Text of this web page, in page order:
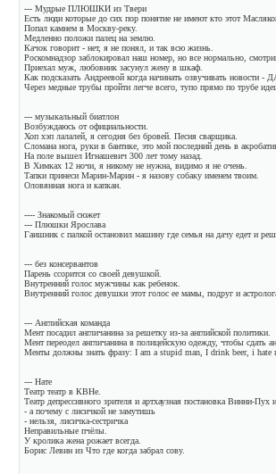
--- Мудрые ПЛЮШКИ из Твери
Есть люди которые до сих пор понятие не имеют кто этот
Попал камнем в Москву-реку.
Медленно положи палец на землю.
Качок говорит - нет, я не понял, и так всю жизнь.
Роскомнадзор заблокировал наш номер, но все нормально,
Приехал муж, любовник засунул жену в шкаф.
Как подсказать Андреевой когда начинать озвучивать новости -
Через медные трубы пройти легче всего, тупо прямо по трубе
--- музыкальный биатлон
Возбуждаюсь от официальности.
Хоп хэп лалалей, я сегодня без бровей. Песня сварщика.
Сломана нога, руки в бантике, это мой последний день в
На поле вышел Игнашевич 300 лет тому назад.
В Химках 12 ночи, я никому не нужна, видимо я не очень.
Тапки принеси Марин-Марин - я назову собаку именем твоим.
Оловянная нога и капкан.
---- Знакомый сюжет
--- Плюшки Ярослава
Гаишник с палкой остановил машину где семья на дачу едет и
--- без консервантов
Парень ссорится со своей девушкой.
Внутренний голос мужчины как ребенок.
Внутренний голос девушки этот голос ее мамы, подруг и
--- Английская команда
Мент посадил англичанина за решетку из-за английской политики.
Мент переодел англичанина в полицейскую одежду, чтобы сдать
Менты должны знать фразу: I am a stupid man, I drink beer, i hate
--- Нате
Театр театр в КВНе.
Театр депрессивного зрителя и артхаузная постановка Винни-Пух и
- а почему с лисичкой не замутишь
- нельзя, лисичка-сестричка
Неправильные пчёлы.
У кролика жена рожает всегда.
Борис Левин из Что где когда забрал сову.